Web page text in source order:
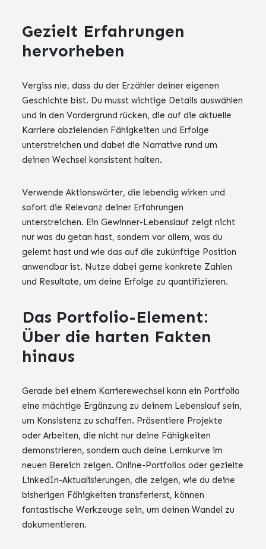
Gezielt Erfahrungen
hervorheben
Vergiss nie, dass du der Erzähler deiner eigenen
Geschichte bist. Du musst wichtige Details auswählen
und in den Vordergrund rücken, die auf die aktuelle
Karriere abzielenden Fähigkeiten und Erfolge
unterstreichen und dabei die Narrative rund um
deinen Wechsel konsistent halten.
Verwende Aktionswörter, die lebendig wirken und
sofort die Relevanz deiner Erfahrungen
unterstreichen. Ein Gewinner-Lebenslauf zeigt nicht
nur was du getan hast, sondern vor allem, was du
gelernt hast und wie das auf die zukünftige Position
anwendbar ist. Nutze dabei gerne konkrete Zahlen
und Resultate, um deine Erfolge zu quantifizieren.
Das Portfolio-Element:
Über die harten Fakten
hinaus
Gerade bei einem Karrierewechsel kann ein Portfolio
eine mächtige Ergänzung zu deinem Lebenslauf sein,
um Konsistenz zu schaffen. Präsentiere Projekte
oder Arbeiten, die nicht nur deine Fähigkeiten
demonstrieren, sondern auch deine Lernkurve im
neuen Bereich zeigen. Online-Portfolios oder gezielte
LinkedIn-Aktualisierungen, die zeigen, wie du deine
bisherigen Fähigkeiten transferierst, können
fantastische Werkzeuge sein, um deinen Wandel zu
dokumentieren.